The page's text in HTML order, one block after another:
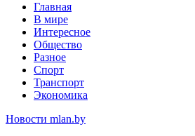
Главная
В мире
Интересное
Общество
Разное
Спорт
Транспорт
Экономика
Новости mlan.by